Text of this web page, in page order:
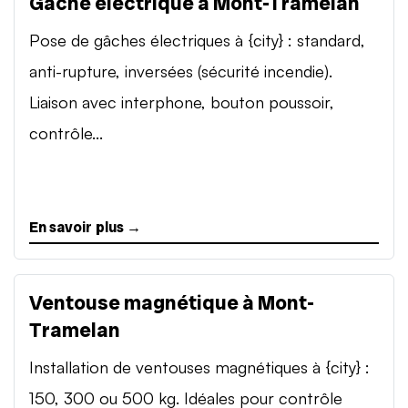
Pose de gâches électriques à {city} : standard,
anti-rupture, inversées (sécurité incendie).
Liaison avec interphone, bouton poussoir,
contrôle...
En savoir plus →
Ventouse magnétique à Mont-
Tramelan
Installation de ventouses magnétiques à {city} :
150, 300 ou 500 kg. Idéales pour contrôle